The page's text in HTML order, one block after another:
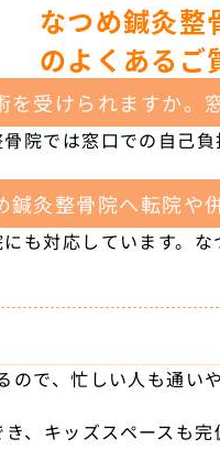
なつめ鍼灸整
のよくあるご
受けられますか。
院では窓口での自己
灸整骨院へ転院や
も対応しています。
で、忙しい人も通いや
、キッズスペースも